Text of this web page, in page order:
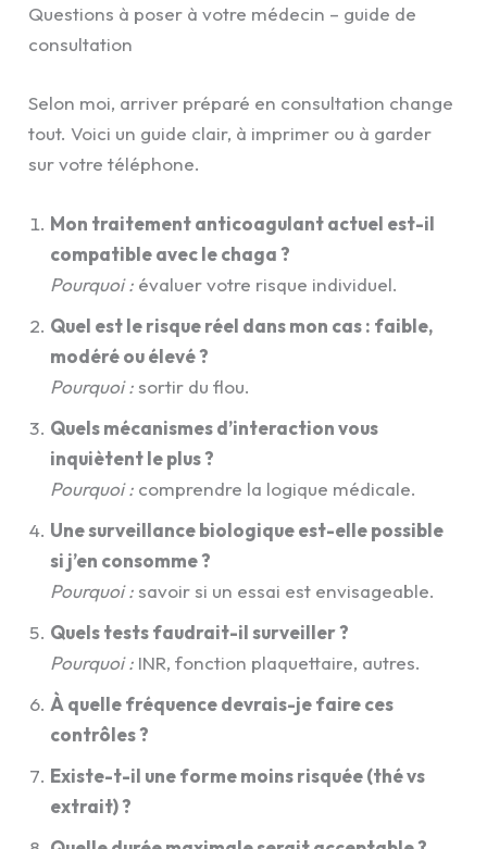
Questions à poser à votre médecin – guide de
consultation
Selon moi, arriver préparé en consultation change
tout. Voici un guide clair, à imprimer ou à garder
sur votre téléphone.
Mon traitement anticoagulant actuel est-il
compatible avec le chaga ?
Pourquoi : évaluer votre risque individuel.
Quel est le risque réel dans mon cas : faible,
modéré ou élevé ?
Pourquoi :sortir du flou.
Quels mécanismes d’interaction vous
inquiètent le plus ?
Pourquoi : comprendre la logique médicale.
Une surveillance biologique est-elle possible
si j’en consomme ?
Pourquoi :savoir si un essai est envisageable.
Quels tests faudrait-il surveiller ?
Pourquoi : INR, fonction plaquettaire, autres.
À quelle fréquence devrais-je faire ces
contrôles ?
Existe-t-il une forme moins risquée (thé vs
extrait) ?